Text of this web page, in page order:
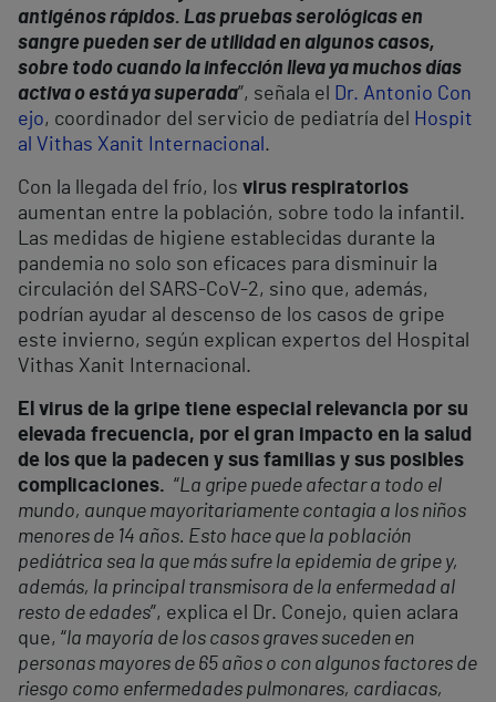
antigénos rápidos. Las pruebas serológicas en
sangre pueden ser de utilidad en algunos casos,
sobre todo cuando la infección lleva ya muchos días
activa o está ya superada”, señala el
Dr. Antonio Con
ejo, coordinador del servicio de pediatría del
Hospit
al Vithas Xanit Internacional .
Con la llegada del frío, los virus respiratorios
aumentan entre la población, sobre todo la infantil.
Las medidas de higiene establecidas durante la
pandemia no solo son eficaces para disminuir la
circulación del SARS-CoV-2, sino que, además,
podrían ayudar al descenso de los casos de gripe
este invierno, según explican expertos del Hospital
Vithas Xanit Internacional.
El virus de la gripe tiene especial relevancia por su
elevada frecuencia, por el gran impacto en la salud
de los que la padecen y sus familias y sus posibles
complicaciones. “La gripe puede afectar a todo el
mundo, aunque mayoritariamente contagia a los niños
menores de 14 años. Esto hace que la población
pediátrica sea la que más sufre la epidemia de gripe y,
además, la principal transmisora de la enfermedad al
resto de edades”, explica el Dr. Conejo, quien aclara
que, “la mayoría de los casos graves suceden en
personas mayores de 65 años o con algunos factores de
riesgo como enfermedades pulmonares, cardiacas,